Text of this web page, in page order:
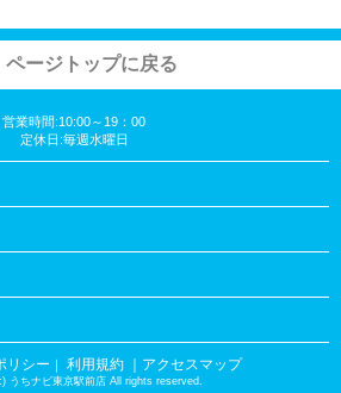
ページトップに戻る
営業時間:10:00～19：00
定休日:毎週水曜日
リシー ｜ 利用規約 ｜アクセスマップ
うちナビ東京駅前店 All rights reserved.